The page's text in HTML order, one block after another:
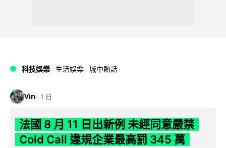
科技娛樂 生活娛樂 城中熱話
Vin 1 日
法國 8 月 11 日出新例 未經同意嚴禁
Cold Call 違規企業最高罰 345 萬